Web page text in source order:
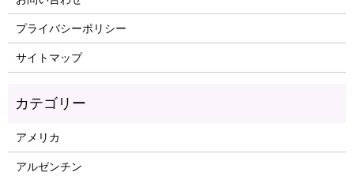
プライバシーポリシー
サイトマップ
アメリカ
アルゼンチン